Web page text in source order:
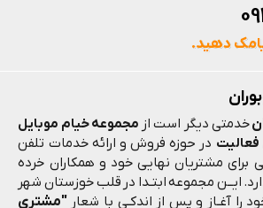
خدمتی دیگر است از مجموعه خیام موبایل
در حوزه فروش و ارائه خدمات تلفن
برای مشتریان نهایی خود و همکاران خرده
ایــن مجموعه ابتـدا در قلب خوزستان شهر
را آغـاز و پس از اندکـی با شعار "مشتری
دهید.